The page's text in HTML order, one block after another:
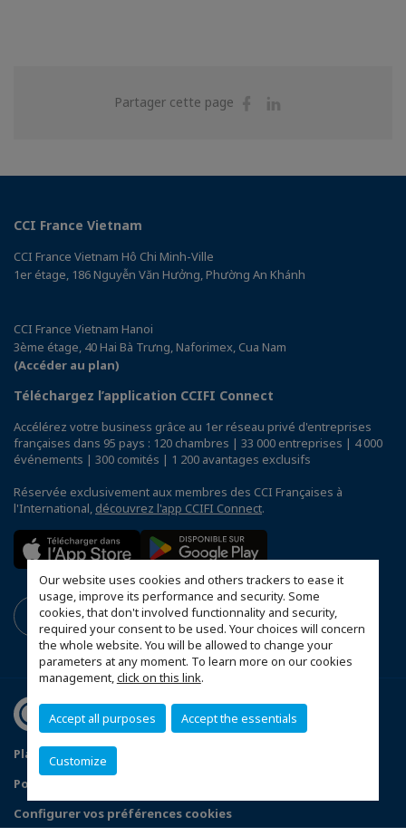
Our website uses cookies and others trackers to ease it
usage, improve its performance and security. Some
cookies, that don't involved functionnality and security,
required your consent to be used. Your choices will concern
the whole website. You will be allowed to change your
parameters at any moment. To learn more on our cookies
management,click on this link.
Accept all purposes Accept the essentials
Customize
Partager cette page
Partager
CCI France Vietnam
CCI France Vietnam Hô Chi Minh-Ville
1er étage, 186 Nguyễn Văn Hưởng, Phường An Khánh
CCI France Vietnam Hanoi
3ème étage, 40 Hai Bà Trưng, Naforimex, Cua Nam
(Accéder au plan)
Téléchargez l’application CCIFI Connect
Accélérez votre business grâce au 1er réseau privé d'entreprises
françaises dans 95 pays : 120 chambres | 33 000 entreprises | 4 000
événements | 300 comités | 1 200 avantages exclusifs
Réservée exclusivement aux membres des CCI Françaises à
l'International, découvrez l'app CCIFI Connect.
Plan du site
Mentions légales
Politique de confidentialité
Configurer vos préférences cookies